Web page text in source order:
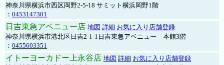
神奈川県横浜市西区岡野2-5-18 サミット横浜岡野1階
： 0453147301
日吉東急アベニュー店 地図 詳細 お気に入り店舗登録
神奈川県横浜市港北区日吉2-1-1日吉東急アベニュー 本館3階
： 0455603351
イトーヨーカドー上永谷店 地図 詳細 お気に入り店舗登録